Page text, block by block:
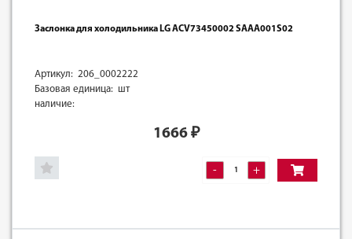
Заслонка для холодильника LG ACV73450002 SAAA001S02
Артикул: 206_0002222
Базовая единица: шт
наличие:
1666₽
- +